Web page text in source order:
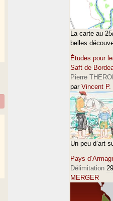
La carte au
belles
Études pour
Saft de
Pierre
par Vincent P.
Un peu d’art
Pays
Délimitation
MERGER